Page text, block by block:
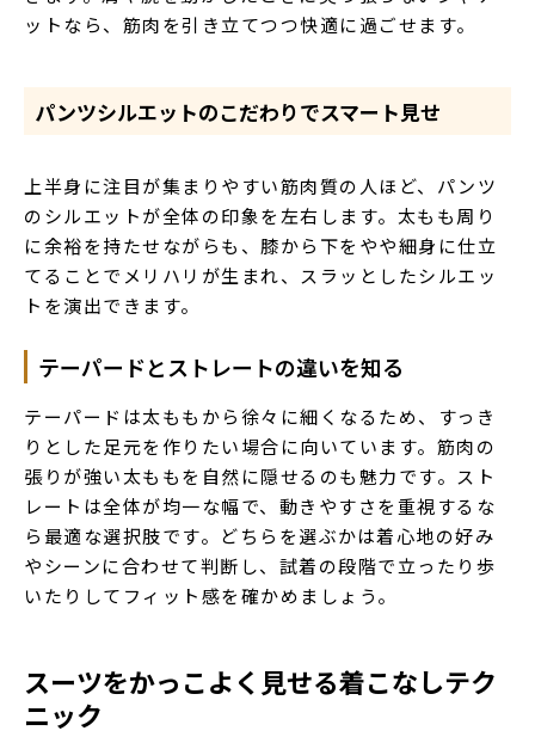
ットなら、筋肉を引き立てつつ快適に過ごせます。
パンツシルエットのこだわりでスマート見せ
上半身に注目が集まりやすい筋肉質の人ほど、パンツ
のシルエットが全体の印象を左右します。太もも周り
に余裕を持たせながらも、膝から下をやや細身に仕立
てることでメリハリが生まれ、スラッとしたシルエッ
トを演出できます。
テーパードとストレートの違いを知る
テーパードは太ももから徐々に細くなるため、すっき
りとした足元を作りたい場合に向いています。筋肉の
張りが強い太ももを自然に隠せるのも魅力です。スト
レートは全体が均一な幅で、動きやすさを重視するな
ら最適な選択肢です。どちらを選ぶかは着心地の好み
やシーンに合わせて判断し、試着の段階で立ったり歩
いたりしてフィット感を確かめましょう。
スーツをかっこよく見せる着こなしテク
ニック